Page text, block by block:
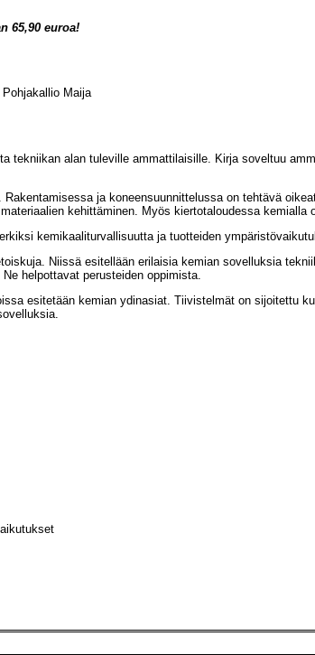
65,90 euroa!
Maija
tekniikan alan tuleville ammattilaisille. Kirja soveltuu
ja koneensuunnittelussa on tehtävä
kehittäminen. Myös kiertotaloudessa kemialla
kemikaaliturvallisuutta ja tuotteiden
Niissä esitellään erilaisia kemian sovelluksia
helpottavat perusteiden oppimista.
esitetään kemian ydinasiat. Tiivistelmät on sijoitettu